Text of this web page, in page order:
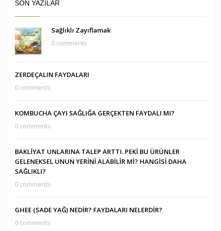
SON YAZILAR
Sağlıklı Zayıflamak
0 comments
ZERDEÇALIN FAYDALARI
0 comments
KOMBUCHA ÇAYI SAĞLIĞA GERÇEKTEN FAYDALI MI?
0 comments
BAKLİYAT UNLARINA TALEP ARTTI. PEKİ BU ÜRÜNLER
GELENEKSEL UNUN YERİNİ ALABİLİR Mİ? HANGİSİ DAHA
SAĞLIKLI?
0 comments
GHEE (SADE YAĞ) NEDİR? FAYDALARI NELERDİR?
0 comments